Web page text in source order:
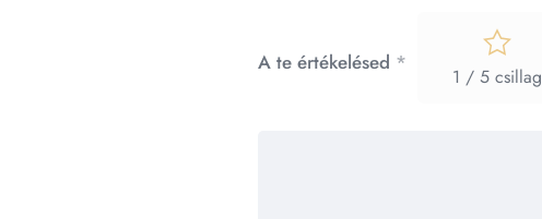
A te értékelésed *
1 / 5 csillag